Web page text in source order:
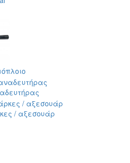
/ αξεσουάρ